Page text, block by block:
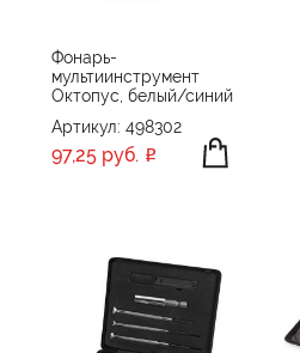
Фонарь-
мультиинструмент
Октопус, белый/синий
Артикул: 498302
97,25 руб.